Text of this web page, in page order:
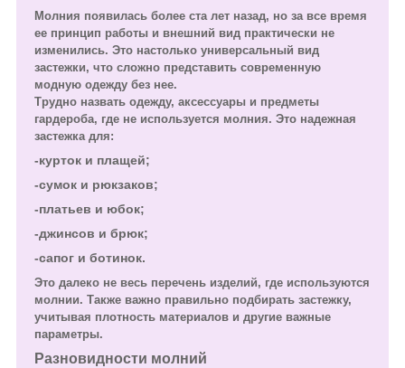
Молния появилась более ста лет назад, но за все время
ее принцип работы и внешний вид практически не
изменились. Это настолько универсальный вид
застежки, что сложно представить современную
модную одежду без нее.
Трудно назвать одежду, аксессуары и предметы
гардероба, где не используется молния. Это надежная
застежка для:
-курток и плащей;
-сумок и рюкзаков;
-платьев и юбок;
-джинсов и брюк;
-сапог и ботинок.
Это далеко не весь перечень изделий, где используются
молнии. Также важно правильно подбирать застежку,
учитывая плотность материалов и другие важные
параметры.
Разновидности молний